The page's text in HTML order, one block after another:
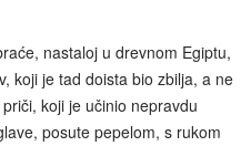
nastaloj u drevnom Egiptu,
koji je tad doista bio zbilja, a ne
koji je učinio nepravdu
posute pepelom, s rukom